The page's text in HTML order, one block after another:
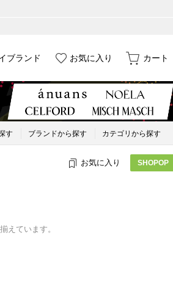
ブランド お気に入り カート
す ブランドから探す カテゴリから探す
お気に入り SHOPOP
えています。